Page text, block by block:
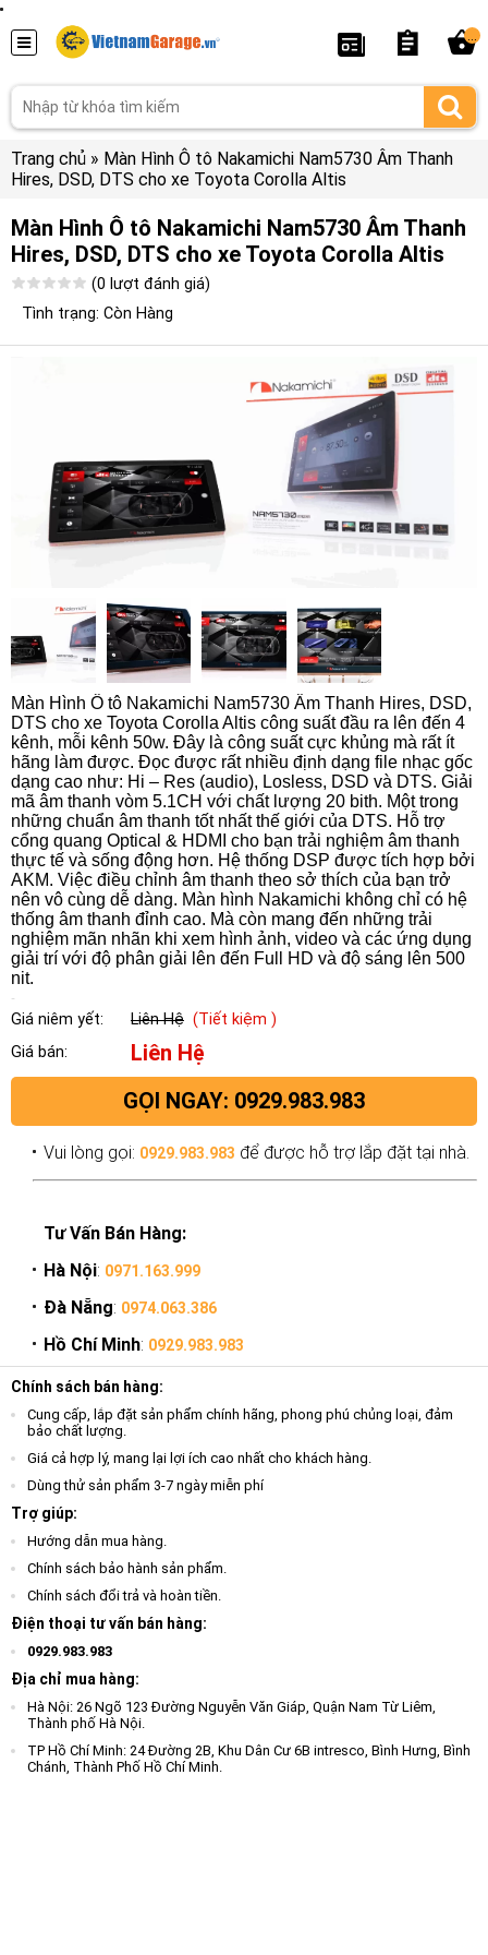
Trang chủ » Màn Hình Ô tô Nakamichi Nam5730 Âm Thanh
Hires, DSD, DTS cho xe Toyota Corolla Altis
Màn Hình Ô tô Nakamichi Nam5730 Âm Thanh
Hires, DSD, DTS cho xe Toyota Corolla Altis
(0 lượt đánh giá)
Tình trạng: Còn Hàng
Màn Hình Ô tô Nakamichi Nam5730 Âm Thanh Hires, DSD,
DTS cho xe Toyota Corolla Altis công suất đầu ra lên đến 4
kênh, mỗi kênh 50w. Đây là công suất cực khủng mà rất ít
hãng làm được. Đọc được rất nhiều định dạng file nhạc gốc
dạng cao như: Hi – Res (audio), Losless, DSD và DTS. Giải
mã âm thanh vòm 5.1CH với chất lượng 20 bith. Một trong
những chuẩn âm thanh tốt nhất thế giới của DTS. Hỗ trợ
cổng quang Optical & HDMI cho bạn trải nghiệm âm thanh
thực tế và sống động hơn. Hệ thống DSP được tích hợp bởi
AKM. Việc điều chỉnh âm thanh theo sở thích của bạn trở
nên vô cùng dễ dàng. Màn hình Nakamichi không chỉ có hệ
thống âm thanh đỉnh cao. Mà còn mang đến những trải
nghiệm mãn nhãn khi xem hình ảnh, video và các ứng dụng
giải trí với độ phân giải lên đến Full HD và độ sáng lên 500
nit.
Giá niêm yết: Liên Hệ (Tiết kiệm )
Giá bán:
Liên Hệ
GỌI NGAY: 0929.983.983
Vui lòng gọi: 0929.983.983 để được hỗ trợ lắp đặt tại nhà.
Tư Vấn Bán Hàng:
Hà Nội: 0971.163.999
Đà Nẵng: 0974.063.386
Hồ Chí Minh: 0929.983.983
Chính sách bán hàng:
Cung cấp, lắp đặt sản phẩm chính hãng, phong phú chủng loại, đảm
bảo chất lượng.
Giá cả hợp lý, mang lại lợi ích cao nhất cho khách hàng.
Dùng thử sản phẩm 3-7 ngày miễn phí
Trợ giúp:
Hướng dẫn mua hàng.
Chính sách bảo hành sản phẩm.
Chính sách đổi trả và hoàn tiền.
Điện thoại tư vấn bán hàng:
0929.983.983
Địa chỉ mua hàng:
Hà Nội: 26 Ngõ 123 Đường Nguyễn Văn Giáp, Quận Nam Từ Liêm,
Thành phố Hà Nội.
TP Hồ Chí Minh: 24 Đường 2B, Khu Dân Cư 6B intresco, Bình Hưng, Bình
Chánh, Thành Phố Hồ Chí Minh.